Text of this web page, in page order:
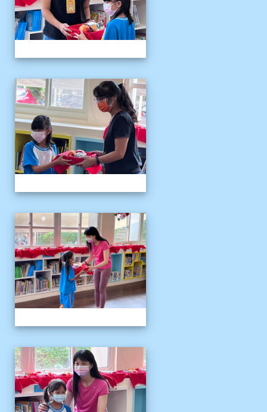
111伴讀媽媽教師節
111伴讀媽媽教師節
111伴讀媽媽教師節